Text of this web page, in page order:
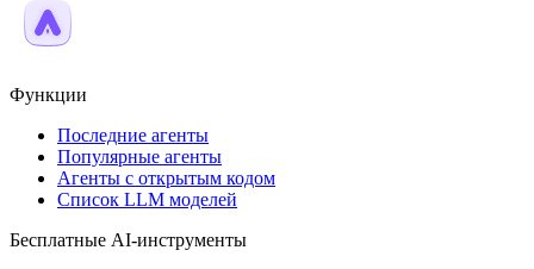
Функции
Последние агенты
Популярные агенты
Агенты с открытым кодом
Список LLM моделей
Бесплатные AI-инструменты